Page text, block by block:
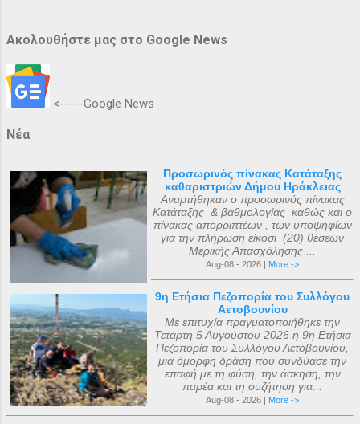
Ακολουθήστε μας στο Google News
<-----Google News
Νέα
Προσωρινός πίνακας Κατάταξης
καθαριστριών Δήμου Ηράκλειας
Αναρτήθηκαν ο προσωρινός πίνακας
Κατάταξης & βαθμολογίας καθώς και ο
πίνακας απορριπτέων , των υποψηφίων
για την πλήρωση είκοσι (20) θέσεων
Μερικής Απασχόλησης ...
Aug-08 - 2026 | More ->
9η Ετήσια Πεζοπορία του Συλλόγου
Αετοβουνίου
Με επιτυχία πραγματοποιήθηκε την
Τετάρτη 5 Αυγούστου 2026 η 9η Ετήσια
Πεζοπορία του Συλλόγου Αετοβουνίου,
μια όμορφη δράση που συνδύασε την
επαφή με τη φύση, την άσκηση, την
παρέα και τη συζήτηση για...
Aug-08 - 2026 | More ->